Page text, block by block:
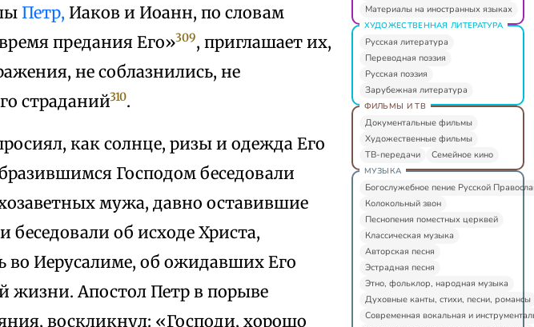
Петр, Иаков и Иоанн, по словам
предания Его»309, приглашает их,
не соблазнились, не
страданий310.
как солнце, ризы и одежда Его
Господом беседовали
мужа, давно оставившие
об исходе Христа,
Иерусалиме, об ожидавших Его
жизни. Апостол Петр в порыве
воскликнул: «Господи, хорошо
Материалы на иностранных языках
ХУДОЖЕСТВЕННАЯ ЛИТЕРАТУРА
Русская литература
Переводная поэзия
Русская поэзия
Зарубежная литература
ФИЛЬМЫ И ТВ
Документальные фильмы
Художественные фильмы
ТВ-передачи
Семейное кино
МУЗЫКА
Богослужебное пение Русской
Колокольный звон
Песнопения поместных церквей
Классическая музыка
Авторская песня
Эстрадная песня
Этно, фольклор, народная музыка
Духовные канты, стихи, песни, романсы
Современная вокальная и